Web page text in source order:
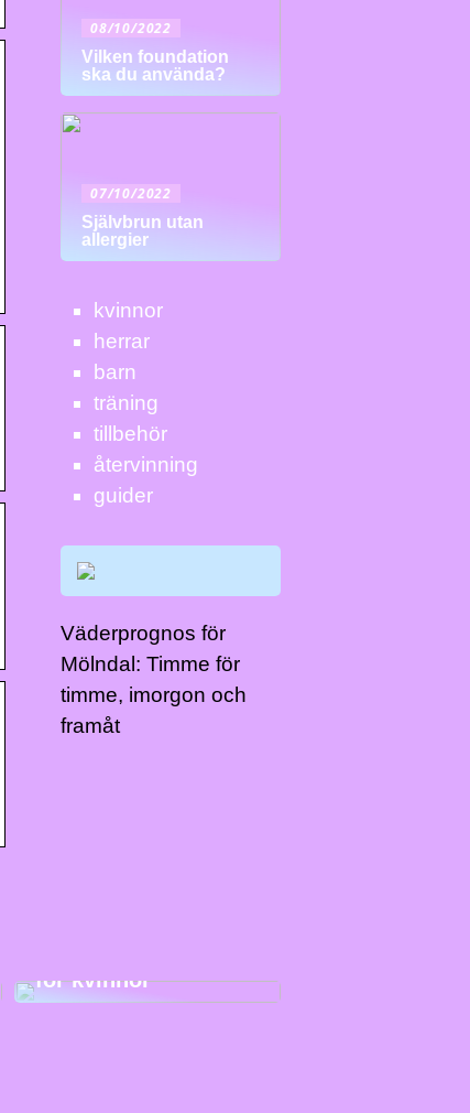
08/10/2022
Vilken foundation
ska du använda?
07/10/2022
Självbrun utan
allergier
kvinnor
herrar
barn
träning
tillbehör
återvinning
guider
Väderprognos för
Mölndal: Timme för
timme, imorgon och
framåt
för kvinnor